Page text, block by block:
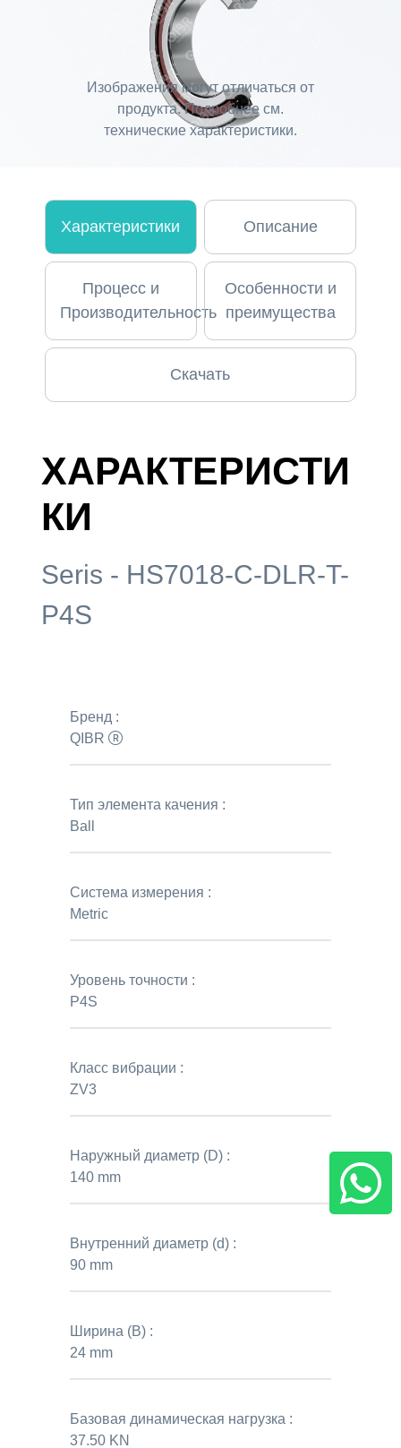
Изображения могут отличаться от
продукта. Подробнее см.
технические характеристики.
Характеристики Описание
Процесс и
Производительность
Особенности и
преимущества
Скачать
ХАРАКТЕРИСТИ
КИ
Seris - HS7018-C-DLR-T-
P4S
Бренд :
QIBR
Тип элемента качения :
Ball
Система измерения :
Metric
Уровень точности :
P4S
Класс вибрации :
ZV3
Наружный диаметр (D) :
140 mm
Внутренний диаметр (d) :
90 mm
Ширина (B) :
24 mm
Базовая динамическая нагрузка :
37.50 KN